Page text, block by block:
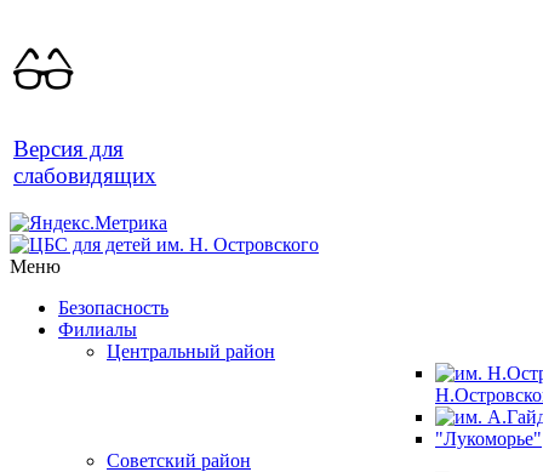
Версия для
слабовидящих
Меню
Безопасность
Филиалы
Центральный район
"Лукоморье"
Советский район